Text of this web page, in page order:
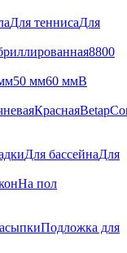
Для теннисаДля
8800
50 мм60 ммВ
КраснаяBetap
Для бассейнаДля
На пол
Подложка для